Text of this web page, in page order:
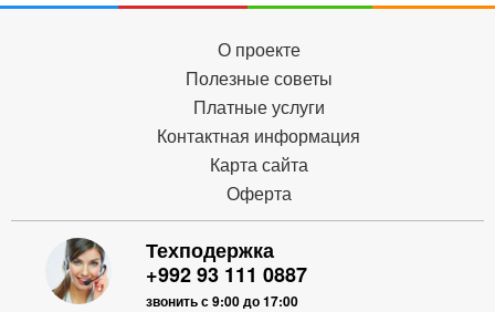
О проекте
Полезные советы
Платные услуги
Контактная информация
Карта сайта
Оферта
Техподержка
+992 93 111 0887
звонить с 9:00 до 17:00